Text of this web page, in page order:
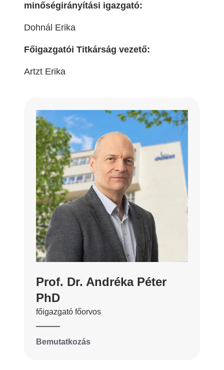
minőségirányítási igazgató:
Dohnál Erika
Főigazgatói Titkárság vezető:
Artzt Erika
Prof. Dr. Andréka Péter
PhD
főigazgató főorvos
Bemutatkozás